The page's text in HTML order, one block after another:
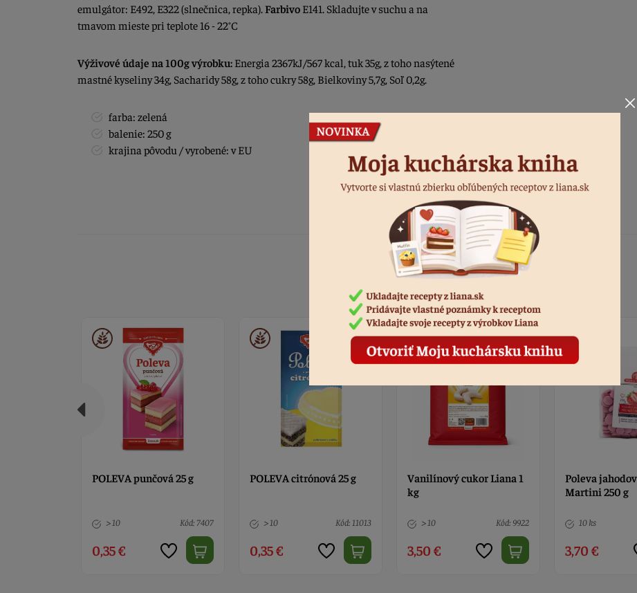
emulgátor: E492, E322 (slnečnica, repka). Farbivo E141. Skladujte v suchu a na
tmavom mieste pri teplote 16 - 22°C
Výživové údaje na 100g výrobku: Energia 2367kJ/567 kcal, tuk 35g, z toho nasýtené
mastné kyseliny 34g, Sacharidy 58g, z toho cukry 58g, Bielkoviny 5,7g, Soľ 0,2g.
farba: zelená
balenie: 250 g
krajina pôvodu / vyrobené: v EU
Podobné produkty
POLEVA citrónová 25 g
> 10 Kód: 11013
0,35 €
Vanilínový cukor Liana 1
> 10 Kód: 9922
3,50 €
Poleva jahodová Master
Martini 250 g
10 ks Kód: 5605
3,70 €
Poleva
6 ks
3,90 €